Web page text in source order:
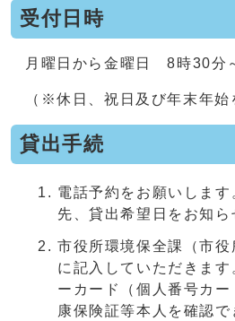
受付日時
月曜日から金曜日 8時30分
（※休日、祝日及び年末年始
貸出手続
電話予約をお願いしま
先、貸出希望日をお知ら
市役所環境保全課（市
に記入していただきま
ーカード（個人番号カ
康保険証等本人を確認